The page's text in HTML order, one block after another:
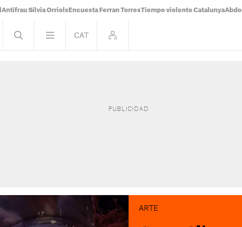
Antifrau Sílvia Orriols Encuesta Ferran TorresTiempo violento Catalunya
ARTE